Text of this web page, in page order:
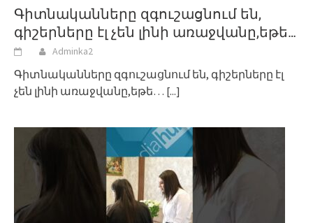
Գիտնականները զգուշացնում են,
գիշերները էլ չեն լինի առաջվանը,եթե…
Adminka2
Գիտնականները զգուշացնում են, գիշերները էլ
չեն լինի առաջվանը,եթե… [...]